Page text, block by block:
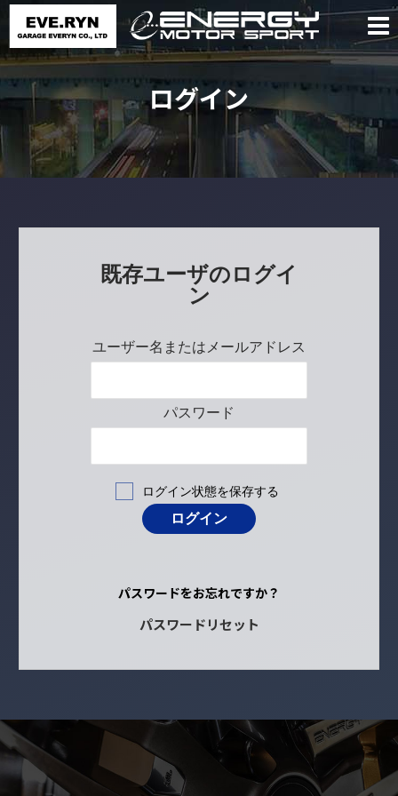
ログイン
既存ユーザのログイ
ン
ユーザー名またはメールアドレス
パスワード
ログイン状態を保存する
パスワードをお忘れですか？
パスワードリセット